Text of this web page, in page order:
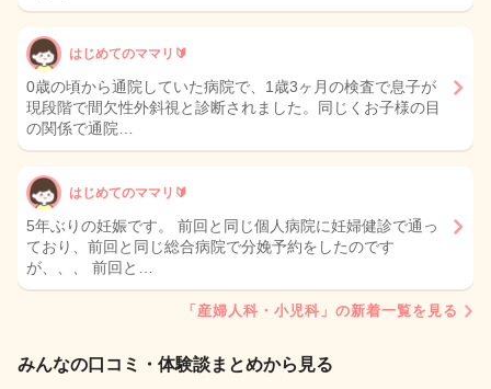
はじめてのママリ🔰
0歳の頃から通院していた病院で、1歳3ヶ月の検査で息子が
現段階で間欠性外斜視と診断されました。同じくお子様の目
の関係で通院…
はじめてのママリ🔰
5年ぶりの妊娠です。 前回と同じ個人病院に妊婦健診で通っ
ており、前回と同じ総合病院で分娩予約をしたのです
が、、、 前回と…
「産婦人科・小児科」の新着一覧を見る
みんなの口コミ・体験談まとめから見る